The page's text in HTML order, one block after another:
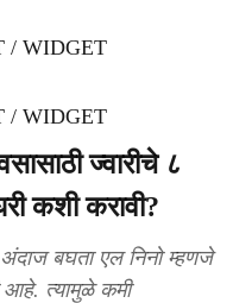
/ WIDGET
/ WIDGET
ज्वारीचे ८
कशी करावी?
अंदाज बघता एल निनो म्हणजे
आहे. त्यामुळे कमी